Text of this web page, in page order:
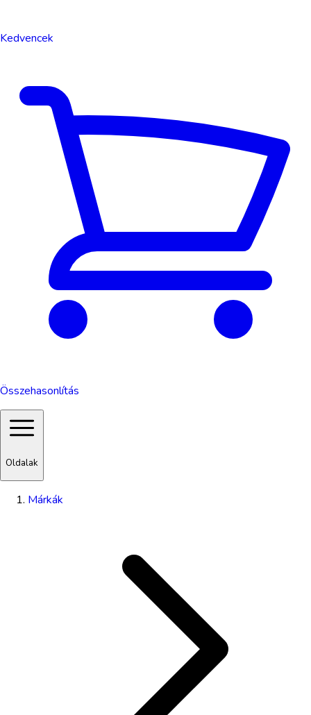
Kedvencek
Összehasonlítás
Oldalak
Márkák